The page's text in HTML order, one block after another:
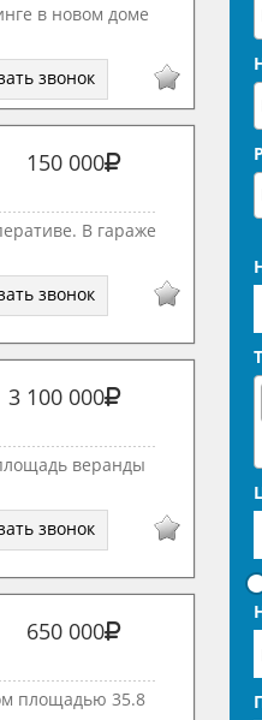
в новом доме
звонок
150 000
В гараже
звонок
3 100 000
веранды
звонок
650 000
площадью 35.8